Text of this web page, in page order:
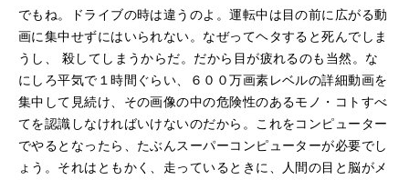
でもね。ドライブの時は違うのよ。運転中は目の前に広がる動
画に集中せずにはいられない。なぜってヘタすると死んでしま
うし、 殺してしまうからだ。だから目が疲れるのも当然。な
にしろ平気で１時間ぐらい、６００万画素レベルの詳細動画を
集中して見続け、その画像の中の危険性のあるモノ・コトすべ
てを認識しなければいけないのだから。これをコンピューター
でやるとなったら、たぶんスーパーコンピューターが必要でし
ょう。それはともかく、走っているときに、人間の目と脳がメ